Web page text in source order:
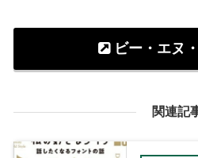
ビー・エヌ
関連記